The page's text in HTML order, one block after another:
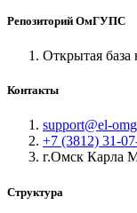
Репозиторий ОмГУПС
Открытая
Контакты
support@el-
+7 (3812) 31-
г.Омск Карла
Структура